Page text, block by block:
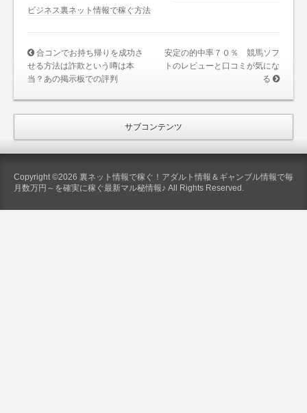
ビジネス裏ネット情報で稼ぐ方法
合コンでお持ち帰りを成功さ
せる方法は詐欺という噂は本
当？あの掲示板での評判
安定の的中率７０％ 競馬ソフ
トのレビューと口コミが気にな
る
サブコンテンツ
Copyright ©2026 裏ネット情報で稼ぐ！アダルト情報＆ギャンブル情報で毎
月数万円～を確実に稼ぐ最新マル秘情報♪ All Rights Reserved.